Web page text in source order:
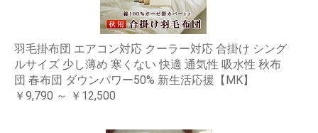
羽毛掛布団 エアコン対応 クーラー対応 合掛け シング
ルサイズ 少し薄め 寒くない 快適 通気性 吸水性 秋布
団 春布団 ダウンパワー50% 新生活応援【MK】
￥9,790 ～ ￥12,500